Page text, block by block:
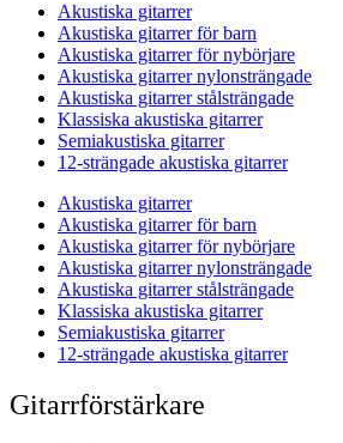
Akustiska gitarrer
Akustiska gitarrer för barn
Akustiska gitarrer för nybörjare
Akustiska gitarrer nylonsträngade
Akustiska gitarrer stålsträngade
Klassiska akustiska gitarrer
Semiakustiska gitarrer
12-strängade akustiska gitarrer
Akustiska gitarrer
Akustiska gitarrer för barn
Akustiska gitarrer för nybörjare
Akustiska gitarrer nylonsträngade
Akustiska gitarrer stålsträngade
Klassiska akustiska gitarrer
Semiakustiska gitarrer
12-strängade akustiska gitarrer
Gitarrförstärkare